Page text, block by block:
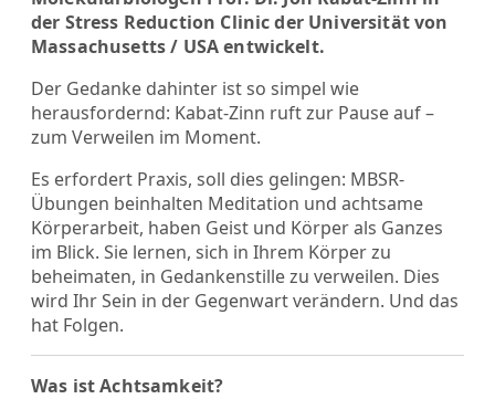
der Stress Reduction Clinic der Universität von
Massachusetts / USA entwickelt.
Der Gedanke dahinter ist so simpel wie
herausfordernd: Kabat-Zinn ruft zur Pause auf –
zum Verweilen im Moment.
Es erfordert Praxis, soll dies gelingen: MBSR-
Übungen beinhalten Meditation und achtsame
Körperarbeit, haben Geist und Körper als Ganzes
im Blick. Sie lernen, sich in Ihrem Körper zu
beheimaten, in Gedankenstille zu verweilen. Dies
wird Ihr Sein in der Gegenwart verändern. Und das
hat Folgen.
Was ist Achtsamkeit?